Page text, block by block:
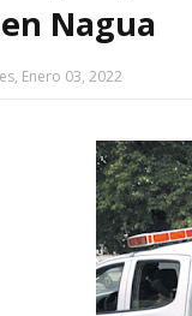
Nagua
Enero 03, 2022